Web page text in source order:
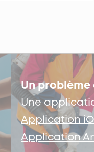
Un problème
Une
Application
Application